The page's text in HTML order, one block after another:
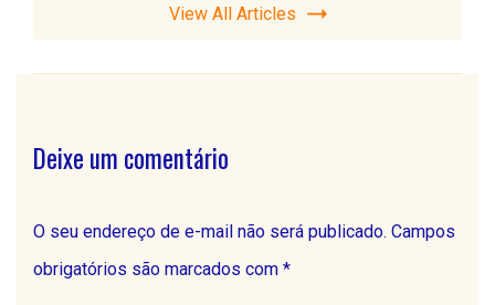
View All Articles
Deixe um comentário
O seu endereço de e-mail não será publicado. Campos
obrigatórios são marcados com *